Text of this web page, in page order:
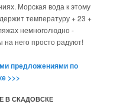
Морская вода к этому
температуру + 23 +
немноголюдно -
на него просто радуют!
предложениями по
>>>
В СКАДОВСКЕ